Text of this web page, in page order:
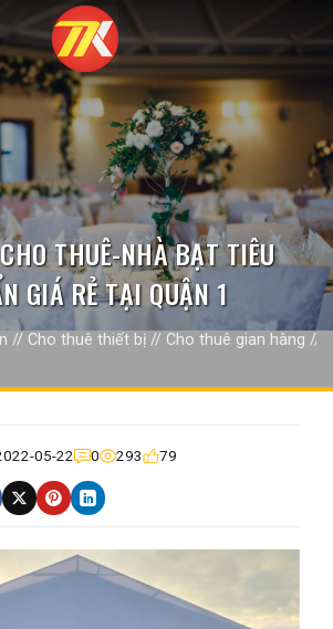
THUÊ-NHÀ BẠT TIÊU
GIÁ RẺ TẠI QUẬN 1
// Cho thuê thiết bị // Cho thuê gian hàng //
05-22 0 293 79